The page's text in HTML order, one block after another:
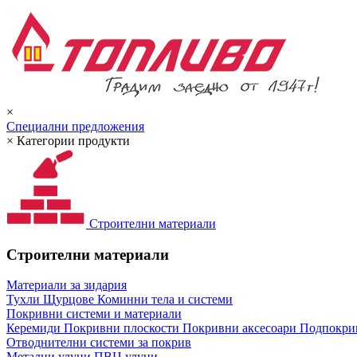
×
Специални предложения
× Категории продукти
Строителни материали
Строителни материали
Материали за зидария
Тухли Щурцове Коминни тела и системи
Покривни системи и материали
Керемиди Покривни плоскости Покривни аксесоари
Отводнителни системи за покрив